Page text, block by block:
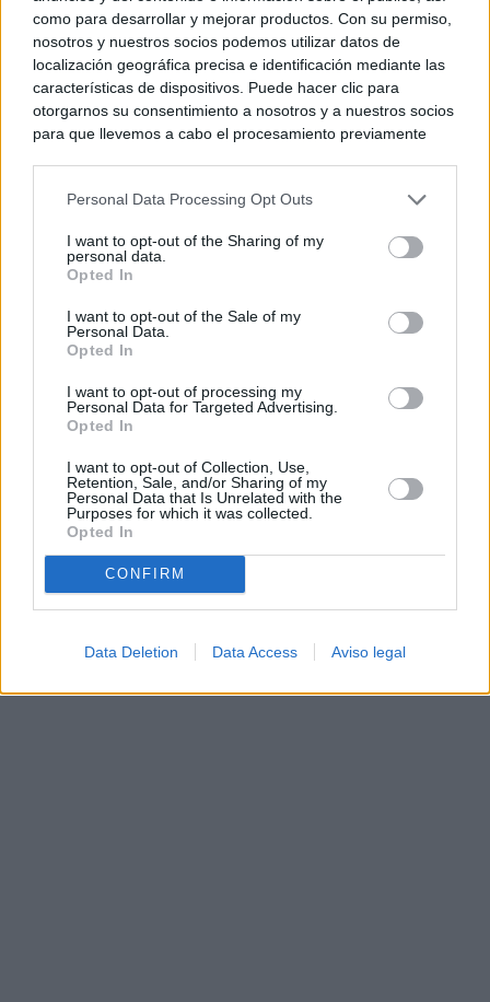
como para desarrollar y mejorar productos. Con su permiso,
nosotros y nuestros socios podemos utilizar datos de
localización geográfica precisa e identificación mediante las
características de dispositivos. Puede hacer clic para
otorgarnos su consentimiento a nosotros y a nuestros socios
para que llevemos a cabo el procesamiento previamente
negar su consentimiento. Tenga en cuenta que algún
de su consentimiento, pero usted tiene el derecho de
rechazar tal procesamiento. Sus preferencias se aplicarán
cualquier momento entrando de nuevo en este sitio web o
visitando nuestra política de privacidad.
Personal Data Processing Opt Outs
I want to opt-out of the Sharing of my
personal data.
Opted In
I want to opt-out of the Sale of my
Personal Data.
Opted In
I want to opt-out of processing my
Personal Data for Targeted Advertising.
Opted In
I want to opt-out of Collection, Use,
Retention, Sale, and/or Sharing of my
Personal Data that Is Unrelated with the
Purposes for which it was collected.
Opted In
CONFIRM
Data Deletion Data Access Aviso legal